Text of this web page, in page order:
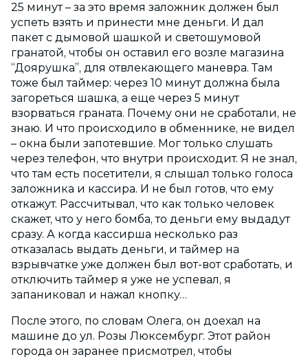
25 минут – за это время заложник должен был
успеть взять и принести мне деньги. И дал
пакет с дымовой шашкой и светошумовой
гранатой, чтобы он оставил его возле магазина
“Доярушка”, для отвлекающего маневра. Там
тоже был таймер: через 10 минут должна была
загореться шашка, а еще через 5 минут
взорваться граната. Почему они не сработали, не
знаю. И что происходило в обменнике, не видел
– окна были запотевшие. Мог только слушать
через телефон, что внутри происходит. Я не знал,
что там есть посетители, я слышал только голоса
заложника и кассира. И не был готов, что ему
откажут. Рассчитывал, что как только человек
скажет, что у него бомба, то деньги ему выдадут
сразу. А когда кассирша несколько раз
отказалась выдать деньги, и таймер на
взрывчатке уже должен был вот-вот сработать, и
отключить таймер я уже не успевал, я
запаниковал и нажал кнопку…
После этого, по словам Олега, он доехал на
машине до ул. Розы Люксембург. Этот район
города он заранее присмотрел, чтобы